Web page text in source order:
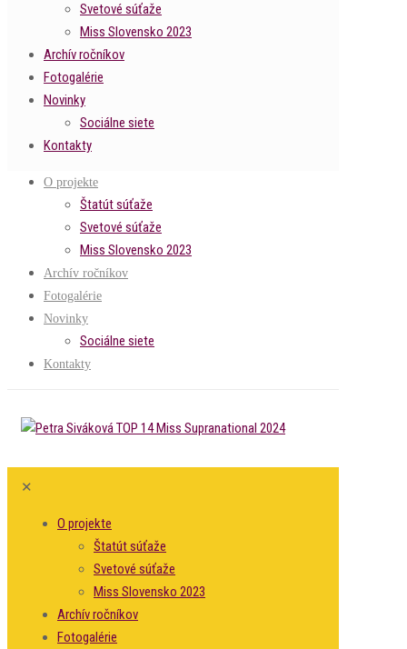
Svetové súťaže
Miss Slovensko 2023
Archív ročníkov
Fotogalérie
Novinky
Sociálne siete
Kontakty
O projekte
Štatút súťaže
Svetové súťaže
Miss Slovensko 2023
Archív ročníkov
Fotogalérie
Novinky
Sociálne siete
Kontakty
✕
O projekte
Štatút súťaže
Svetové súťaže
Miss Slovensko 2023
Archív ročníkov
Fotogalérie